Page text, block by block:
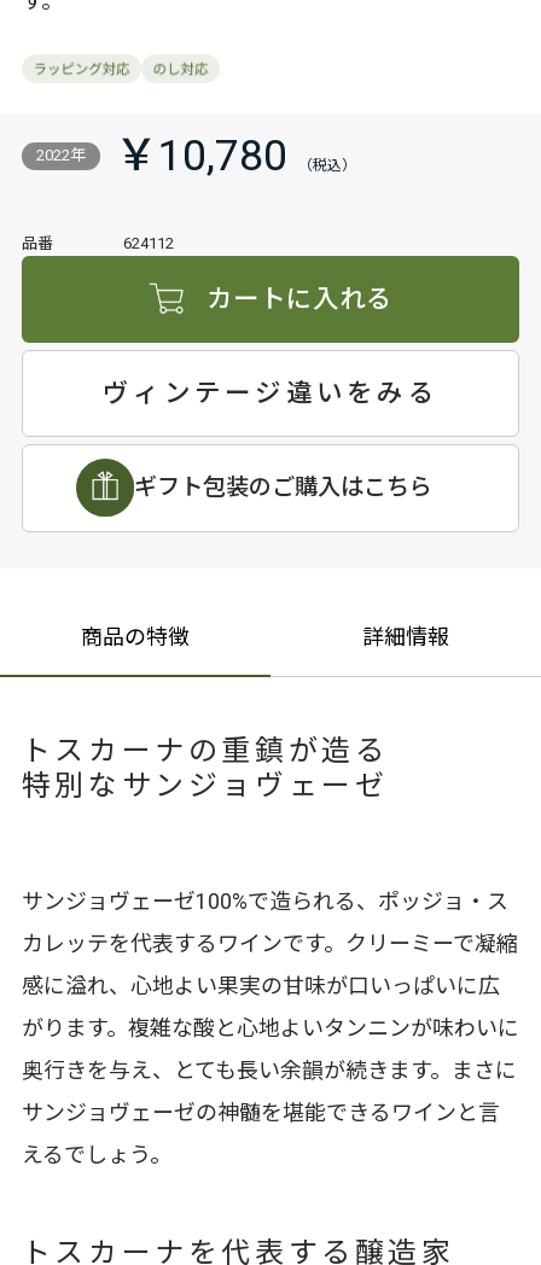
2022年 ￥10,780
品番 624112
カートに入れる
ヴィンテージ違いをみる
ギフト包装のご購入はこちら
商品の特徴 詳細情報
トスカーナの重鎮が造る
特別なサンジョヴェーゼ
サンジョヴェーゼ100%で造られる、ポッジョ・ス
カレッテを代表するワインです。クリーミーで凝縮
感に溢れ、心地よい果実の甘味が口いっぱいに広
がります。複雑な酸と心地よいタンニンが味わいに
奥行きを与え、とても長い余韻が続きます。まさに
サンジョヴェーゼの神髄を堪能できるワインと言
えるでしょう。
トスカーナを代表する醸造家